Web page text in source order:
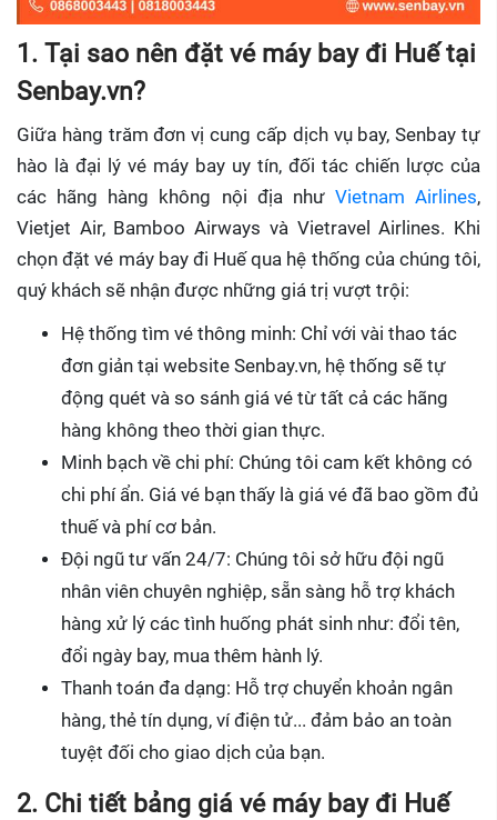
1. Tại sao nên đặt vé máy bay đi Huế tại
Senbay.vn?
Giữa hàng trăm đơn vị cung cấp dịch vụ bay, Senbay tự
hào là đại lý vé máy bay uy tín, đối tác chiến lược của
các hãng hàng không nội địa như Vietnam Airlines,
Vietjet Air, Bamboo Airways và Vietravel Airlines. Khi
chọn đặt vé máy bay đi Huế qua hệ thống của chúng tôi,
quý khách sẽ nhận được những giá trị vượt trội:
Hệ thống tìm vé thông minh: Chỉ với vài thao tác
đơn giản tại website Senbay.vn, hệ thống sẽ tự
động quét và so sánh giá vé từ tất cả các hãng
hàng không theo thời gian thực.
Minh bạch về chi phí: Chúng tôi cam kết không có
chi phí ẩn. Giá vé bạn thấy là giá vé đã bao gồm đủ
thuế và phí cơ bản.
Đội ngũ tư vấn 24/7: Chúng tôi sở hữu đội ngũ
nhân viên chuyên nghiệp, sẵn sàng hỗ trợ khách
hàng xử lý các tình huống phát sinh như: đổi tên,
đổi ngày bay, mua thêm hành lý.
Thanh toán đa dạng: Hỗ trợ chuyển khoản ngân
hàng, thẻ tín dụng, ví điện tử... đảm bảo an toàn
tuyệt đối cho giao dịch của bạn.
2. Chi tiết bảng giá vé máy bay đi Huế